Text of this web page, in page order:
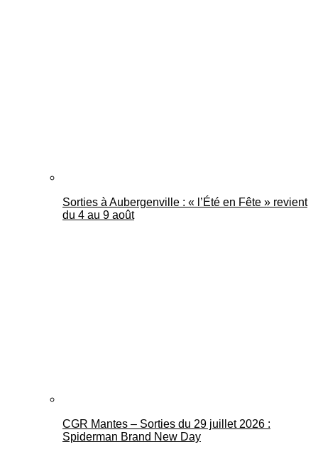
Sorties à Aubergenville : « l’Été en Fête » revient
du 4 au 9 août
CGR Mantes – Sorties du 29 juillet 2026 :
Spiderman Brand New Day